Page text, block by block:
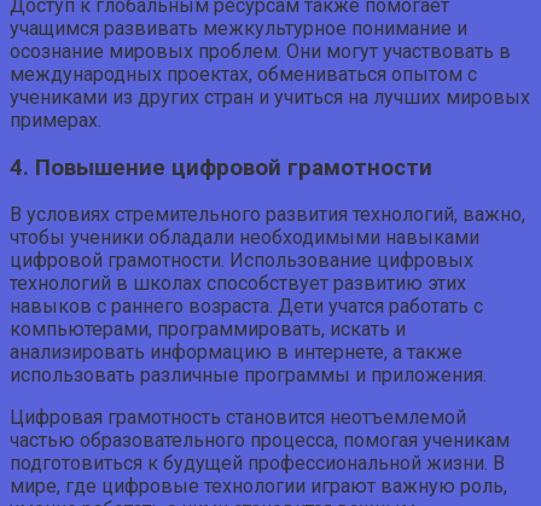
Доступ к глобальным ресурсам также помогает
учащимся развивать межкультурное понимание и
осознание мировых проблем. Они могут участвовать в
международных проектах, обмениваться опытом с
учениками из других стран и учиться на лучших мировых
примерах.
4. Повышение цифровой грамотности
В условиях стремительного развития технологий, важно,
чтобы ученики обладали необходимыми навыками
цифровой грамотности. Использование цифровых
технологий в школах способствует развитию этих
навыков с раннего возраста. Дети учатся работать с
компьютерами, программировать, искать и
анализировать информацию в интернете, а также
использовать различные программы и приложения.
Цифровая грамотность становится неотъемлемой
частью образовательного процесса, помогая ученикам
подготовиться к будущей профессиональной жизни. В
мире, где цифровые технологии играют важную роль,